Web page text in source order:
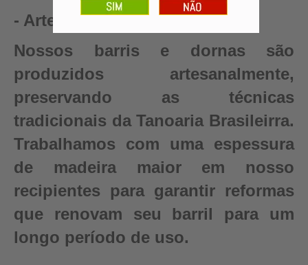
- Artesanal
Nossos barris e dornas são
produzidos artesanalmente,
preservando as técnicas
tradicionais da Tanoaria Brasileirra.
Trabalhamos com uma espessura
de madeira maior em nosso
recipientes para garantir reformas
que renovam seu barril para um
longo período de uso.